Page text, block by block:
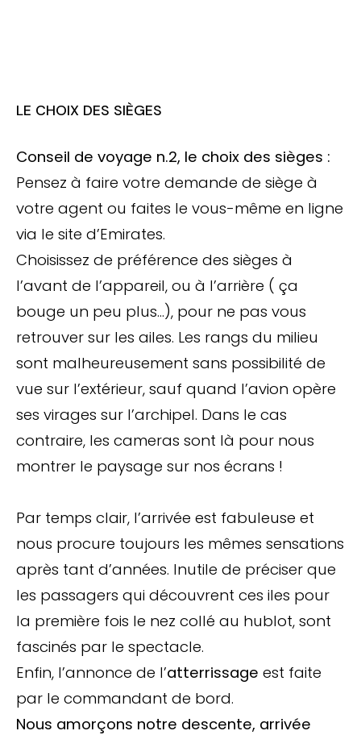
LE CHOIX DES SIÈGES
Conseil de voyage n.2, le choix des sièges :
Pensez à faire votre demande de siège à
votre agent ou faites le vous-même en ligne
via le site d’Emirates.
Choisissez de préférence des sièges à
l’avant de l’appareil, ou à l’arrière ( ça
bouge un peu plus…), pour ne pas vous
retrouver sur les ailes. Les rangs du milieu
sont malheureusement sans possibilité de
vue sur l’extérieur, sauf quand l’avion opère
ses virages sur l’archipel. Dans le cas
contraire, les cameras sont là pour nous
montrer le paysage sur nos écrans !
Par temps clair, l’arrivée est fabuleuse et
nous procure toujours les mêmes sensations
après tant d’années. Inutile de préciser que
les passagers qui découvrent ces iles pour
la première fois le nez collé au hublot, sont
fascinés par le spectacle.
Enfin, l’annonce de l’atterrissage est faite
par le commandant de bord.
Nous amorçons notre descente, arrivée